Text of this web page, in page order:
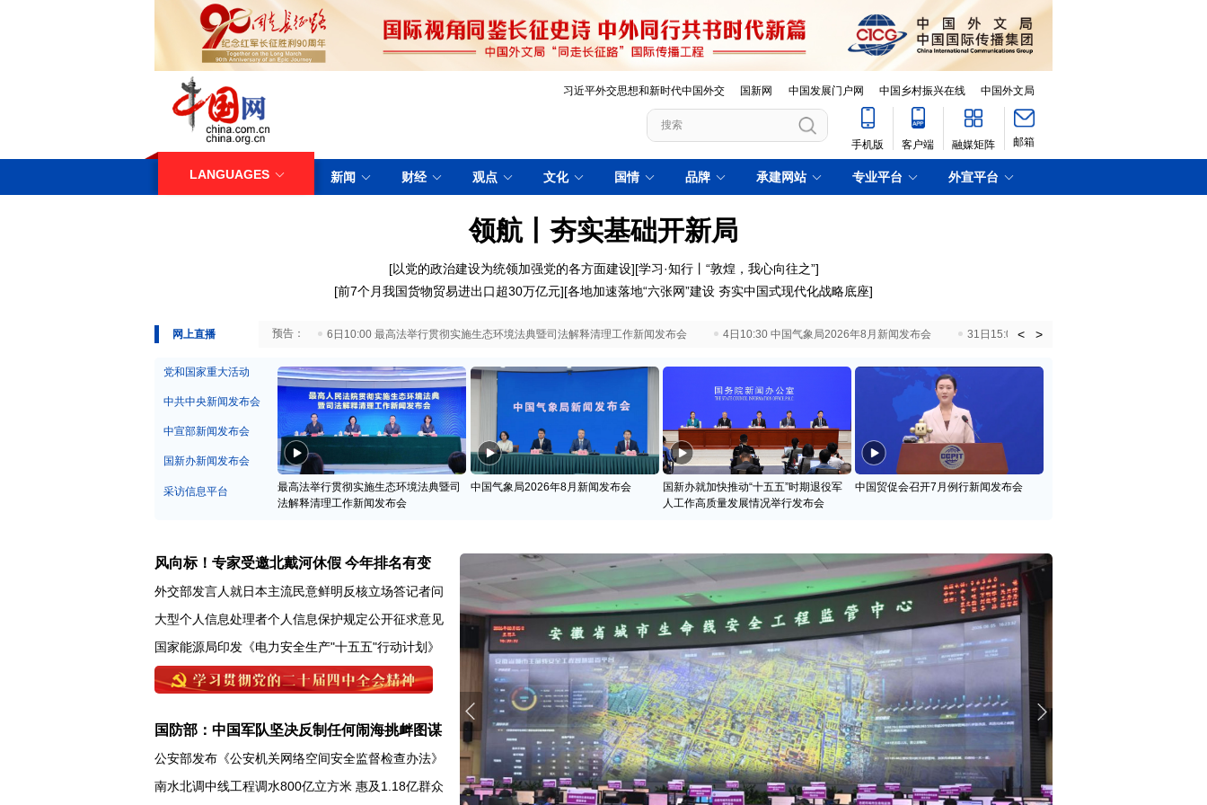
习近平外交思想和新时代中国外交 国新网 中国发展门户网 中国乡村振兴在线 中国外文局
手机版 客户端 融媒矩阵 邮箱
LANGUAGES 新闻 财经 观点 文化 国情 品牌 承建网站 专业平台 外宣平台
领航丨夯实基础开新局
[以党的政治建设为统领加强党的各方面建设][学习·知行丨“敦煌，我心向往之”]
[前7个月我国货物贸易进出口超30万亿元][各地加速落地“六张网”建设 夯实中国式现代化战略底座]
网上直播
29日10:00 国务院台湾事务办公室7月29日举行新闻发布会 6日10:00 最高法举行贯彻实施生态环境法典暨司法解释清理工作新闻发布会 4日10:30 中国气象局2026年8月新闻发布会 31日15:00 国新办就加快推动“十五五”时期退役
< >
党和国家重大活动
中共中央新闻发布会
中宣部新闻发布会
国新办新闻发布会
采访信息平台
最高法举行贯彻实施生态环境法典暨司
法解释清理工作新闻发布会
中国气象局2026年8月新闻发布会
国新办就加快推动“十五五”时期退役军
人工作高质量发展情况举行发布会
中国贸促会召开7月例行新闻发布会
风向标！专家受邀北戴河休假 今年排名有变
外交部发言人就日本主流民意鲜明反核立场答记者问
大型个人信息处理者个人信息保护规定公开征求意见
国家能源局印发《电力安全生产"十五五"行动计划》
国防部：中国军队坚决反制任何闹海挑衅图谋
公安部发布《公安机关网络空间安全监督检查办法》
南水北调中线工程调水800亿立方米 惠及1.18亿群众